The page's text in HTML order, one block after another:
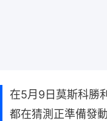
在5月9日莫斯科勝
都在猜測正準備發